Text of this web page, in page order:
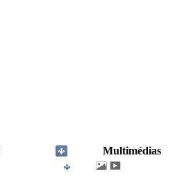
Multimédias